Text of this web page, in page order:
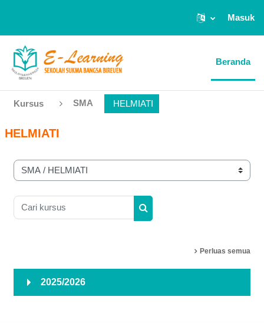
Masuk
Beranda
Kursus SMA HELMIATI
HELMIATI
Kategori kursus
Cari kursus
Cari kursus
Perluas semua
2025/2026